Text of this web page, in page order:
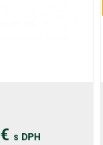
s DPH